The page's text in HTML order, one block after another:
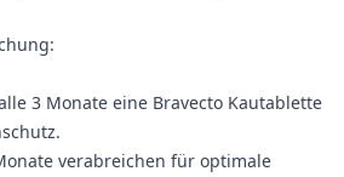
3 Monate eine Bravecto Kautablette
verabreichen für optimale